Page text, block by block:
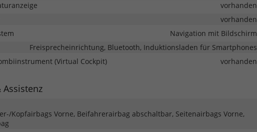
vorhanden
vorhanden
Navigation mit Bildschirm
Freisprecheinrichtung, Bluetooth, Induktionsladen für Smartphones
(Virtual Cockpit)
vorhanden
Assistenz
Kopfairbags Vorne, Beifahrerairbag abschaltbar, Seitenairbags Vorne,